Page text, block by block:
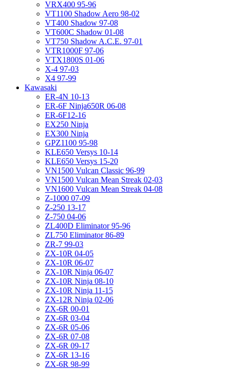
VRX400 95-96
VT1100 Shadow Aero 98-02
VT400 Shadow 97-08
VT600C Shadow 01-08
VT750 Shadow A.C.E. 97-01
VTR1000F 97-06
VTX1800S 01-06
X-4 97-03
X4 97-99
Kawasaki
ER-4N 10-13
ER-6F Ninja650R 06-08
ER-6F12-16
EX250 Ninja
EX300 Ninja
GPZ1100 95-98
KLE650 Versys 10-14
KLE650 Versys 15-20
VN1500 Vulcan Classic 96-99
VN1500 Vulcan Mean Streak 02-03
VN1600 Vulcan Mean Streak 04-08
Z-1000 07-09
Z-250 13-17
Z-750 04-06
ZL400D Eliminator 95-96
ZL750 Eliminator 86-89
ZR-7 99-03
ZX-10R 04-05
ZX-10R 06-07
ZX-10R Ninja 06-07
ZX-10R Ninja 08-10
ZX-10R Ninja 11-15
ZX-12R Ninja 02-06
ZX-6R 00-01
ZX-6R 03-04
ZX-6R 05-06
ZX-6R 07-08
ZX-6R 09-17
ZX-6R 13-16
ZX-6R 98-99